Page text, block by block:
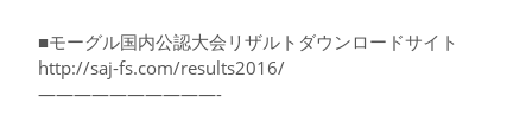
■モーグル国内公認大会リザルトダウンロードサイト
http://saj-fs.com/results2016/
——————————-